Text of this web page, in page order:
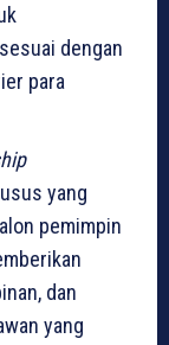
dengan
para
yang
pemimpin
dan
yang